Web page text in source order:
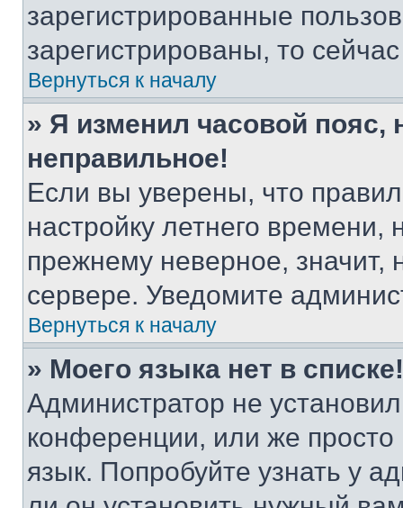
зарегистрированные
зарегистрированы, то
Вернуться к началу
» Я изменил часовой пояс,
неправильное!
Если вы уверены, что
настройку летнего
прежнему неверное, значит,
сервере. Уведомите
Вернуться к началу
» Моего языка нет в списке!
Администратор не
конференции, или же
язык. Попробуйте узнать у